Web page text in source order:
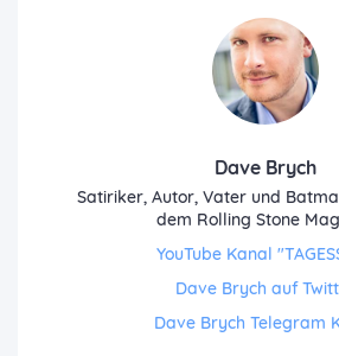
Dave Brych
Satiriker, Autor, Vater und
dem Rolling Stone
YouTube Kanal
Dave Brych auf
Dave Brych Telegram